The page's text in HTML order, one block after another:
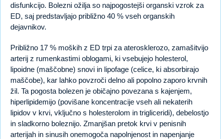
disfunkcijo. Bolezni ožilja so najpogostejši organski vzrok za
ED, saj predstavljajo približno 40 % vseh organskih
dejavnikov.
Približno 17 % moških z ED trpi za aterosklerozo, zamašitvijo
arterij z rumenkastimi oblogami, ki vsebujejo holesterol,
lipoidne (maščobne) snovi in lipofage (celice, ki absorbirajo
maščobe), kar lahko povzroči delno ali popolno zaporo krvnih
žil. Ta pogosta bolezen je običajno povezana s kajenjem,
hiperlipidemijo (povišane koncentracije vseh ali nekaterih
lipidov v krvi, vključno s holesterolom in trigliceridi), debelostjo
in sladkorno boleznijo. Zmanjšan pretok krvi v penisnih
arterijah in sinusih onemogoča napolnjenost in napenjanje